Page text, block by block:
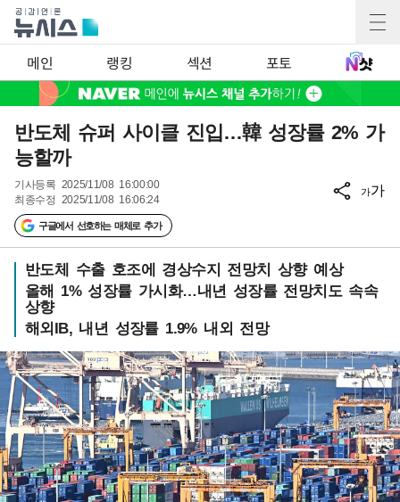
메인 랭킹 섹션 포토
반도체 슈퍼 사이클 진입…韓 성장률 2% 가
능할까
기사등록 2025/11/08 16:00:00
최종수정 2025/11/08 16:06:24
구글에서 선호하는 매체로 추가
가가
반도체 수출 호조에 경상수지 전망치 상향 예상
올해 1% 성장률 가시화…내년 성장률 전망치도 속속
상향
해외IB, 내년 성장률 1.9% 내외 전망